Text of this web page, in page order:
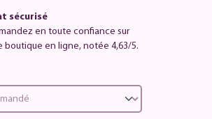
sécurisé
en toute confiance sur
boutique en ligne, notée 4,63/5.